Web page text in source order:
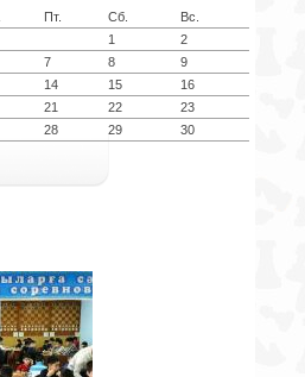
Пт. Сб.
Вс.
1
2
7 8
9
14 15
16
21 22
23
28 29
30